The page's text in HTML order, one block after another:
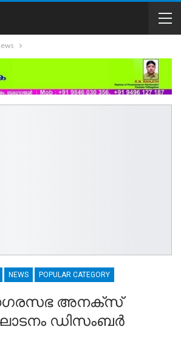
NEWS POPULAR CATEGORY
നഗരസഭ അനക്സ്
ഡിസംബര്‍